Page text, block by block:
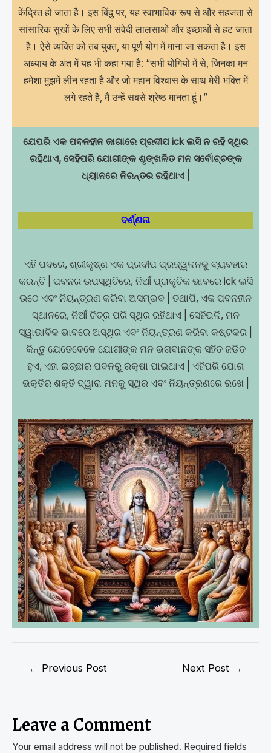
केंद्रित हो जाता है। इस बिंदु पर, यह स्वाभाविक रूप से और सहजता से
सांसारिक सुखों के लिए सभी संवेदी लालसाओं और इच्छाओं से हट जाता
है। ऐसे व्यक्ति को तब युक्त, या पूर्ण योग में माना जा सकता है। इस
अध्याय के अंत में यह भी कहा गया है: “सभी योगियों में से, जिनका मन
हमेशा मुझमें लीन रहता है और जो महान विश्वास के साथ मेरी भक्ति में
लगे रहते हैं, मैं उन्हें सबसे श्रेष्ठ मानता हूं।”
ଯେପରି ଏକ ପବନହୀନ ଜାଗାରେ ପ୍ରଦୀପ ick ଲସି ନ ରହି ସ୍ଥିର
ରହିଥାଏ, ସେହିପରି ଯୋଗୀଙ୍କ ଶୃଙ୍ଖଳିତ ମନ ସର୍ବୋଚ୍ଚଙ୍କ
ଧ୍ୟାନରେ ନିରନ୍ତର ରହିଥାଏ |
ବର୍ଣ୍ଣନା
ଏହି ପଦରେ, ଶ୍ରୀକୃଷ୍ଣ ଏକ ପ୍ରଦୀପ ପ୍ରଜ୍ୱଳନକୁ ବ୍ୟବହାର
କରନ୍ତି | ପବନର ଉପସ୍ଥିତିରେ, ନିଆଁ ପ୍ରାକୃତିକ ଭାବରେ ick ଲସି
ଉଠେ ଏବଂ ନିୟନ୍ତ୍ରଣ କରିବା ଅସମ୍ଭବ | ତଥାପି, ଏକ ପବନହୀନ
ସ୍ଥାନରେ, ନିଆଁ ଚିତ୍ର ପରି ସ୍ଥିର ରହିଥାଏ | ସେହିଭଳି, ମନ
ସ୍ୱାଭାବିକ ଭାବରେ ଅସ୍ଥିର ଏବଂ ନିୟନ୍ତ୍ରଣ କରିବା କଷ୍ଟକର |
କିନ୍ତୁ ଯେତେବେଳେ ଯୋଗୀଙ୍କ ମନ ଭଗବାନଙ୍କ ସହିତ ଜଡିତ
ହୁଏ, ଏହା ଇଚ୍ଛାର ପବନରୁ ରକ୍ଷା ପାଇଥାଏ | ଏହିପରି ଯୋଗ
ଭକ୍ତିର ଶକ୍ତି ଦ୍ୱାରା ମନକୁ ସ୍ଥିର ଏବଂ ନିୟନ୍ତ୍ରଣରେ ରଖେ |
← Previous Post Next Post →
Leave a Comment
Your email address will not be published. Required fields